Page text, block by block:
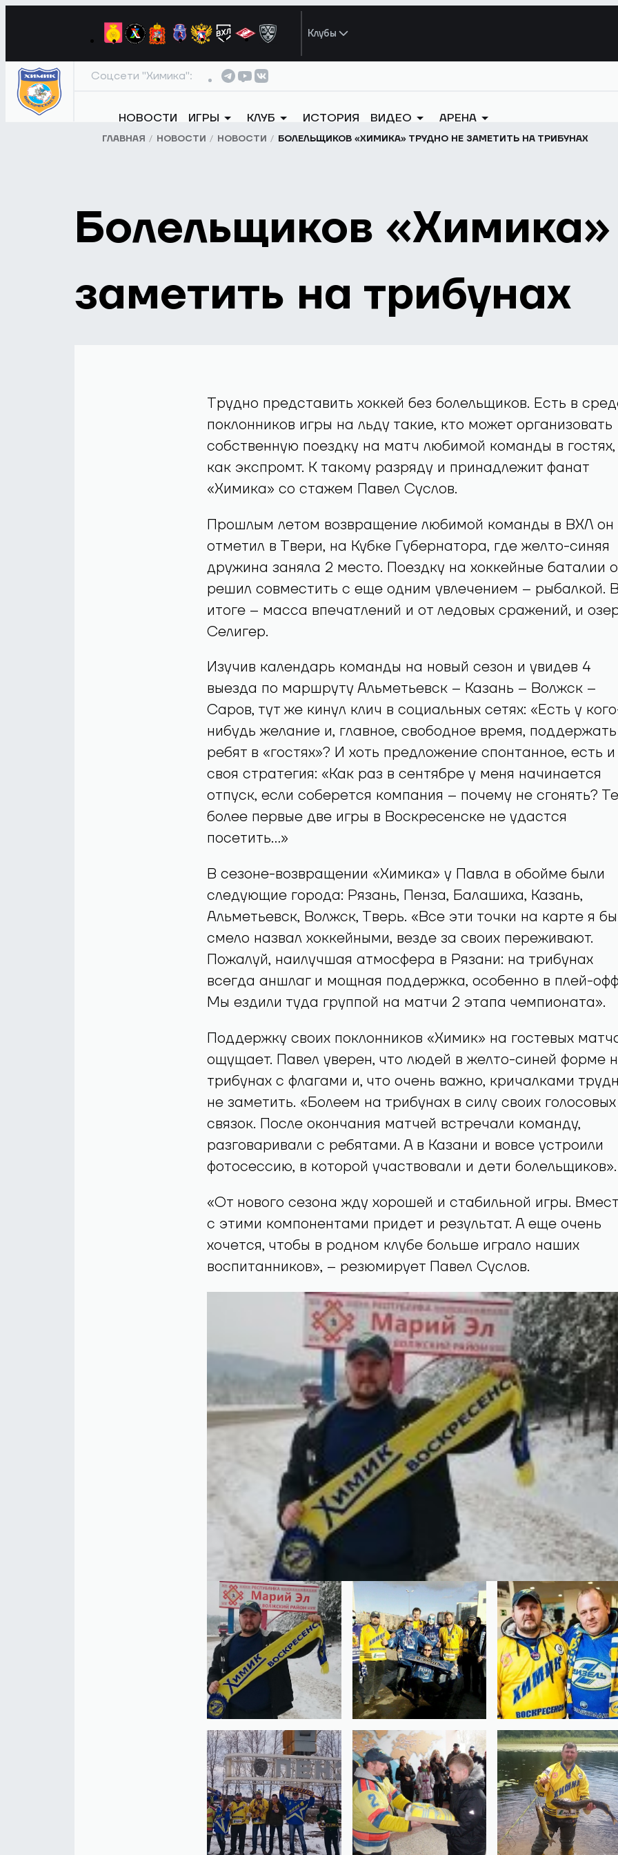
Клубы
Соцсети "Химика":
НОВОСТИ ИГРЫ КЛУБ ИСТОРИЯ ВИДЕО АРЕНА
ГЛАВНАЯ НОВОСТИ НОВОСТИ БОЛЕЛЬЩИКОВ «ХИМИКА» ТРУДНО НЕ ЗАМЕТИТЬ НА ТРИБУНАХ
Болельщиков
заметить на трибунах
Трудно представить хоккей без болельщиков. Есть в
поклонников игры на льду такие, кто может организовать
собственную поездку на матч любимой команды в гостях,
как экспромт. К такому разряду и принадлежит фанат
«Химика» со стажем Павел Суслов.
Прошлым летом возвращение любимой команды в ВХЛ он
отметил в Твери, на Кубке Губернатора, где желто-синяя
дружина заняла 2 место. Поездку на хоккейные баталии
решил совместить с еще одним увлечением – рыбалкой.
итоге – масса впечатлений и от ледовых сражений, и
Селигер.
Изучив календарь команды на новый сезон и увидев 4
выезда по маршруту Альметьевск – Казань – Волжск –
Саров, тут же кинул клич в социальных сетях: «Есть у
нибудь желание и, главное, свободное время, поддержать
ребят в «гостях»? И хоть предложение спонтанное, есть и
своя стратегия: «Как раз в сентябре у меня начинается
отпуск, если соберется компания – почему не сгонять?
более первые две игры в Воскресенске не удастся
посетить…»
В сезоне-возвращении «Химика» у Павла в обойме были
следующие города: Рязань, Пенза, Балашиха, Казань,
Альметьевск, Волжск, Тверь. «Все эти точки на карте я бы
смело назвал хоккейными, везде за своих переживают.
Пожалуй, наилучшая атмосфера в Рязани: на трибунах
всегда аншлаг и мощная поддержка, особенно в плей-
Мы ездили туда группой на матчи 2 этапа чемпионата».
Поддержку своих поклонников «Химик» на гостевых
ощущает. Павел уверен, что людей в желто-синей форме
трибунах с флагами и, что очень важно, кричалками
не заметить. «Болеем на трибунах в силу своих голосовых
связок. После окончания матчей встречали команду,
разговаривали с ребятами. А в Казани и вовсе устроили
фотосессию, в которой участвовали и дети болельщиков».
«От нового сезона жду хорошей и стабильной игры.
с этими компонентами придет и результат. А еще очень
хочется, чтобы в родном клубе больше играло наших
воспитанников», – резюмирует Павел Суслов.